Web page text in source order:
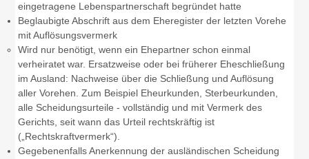
eingetragene Lebenspartnerschaft begründet hatte
Beglaubigte Abschrift aus dem Eheregister der letzten Vorehe
mit Auflösungsvermerk
Wird nur benötigt, wenn ein Ehepartner schon einmal
verheiratet war. Ersatzweise oder bei früherer Eheschließung
im Ausland: Nachweise über die Schließung und Auflösung
aller Vorehen. Zum Beispiel Eheurkunden, Sterbeurkunden,
alle Scheidungsurteile - vollständig und mit Vermerk des
Gerichts, seit wann das Urteil rechtskräftig ist
(„Rechtskraftvermerk“).
Gegebenenfalls Anerkennung der ausländischen Scheidung